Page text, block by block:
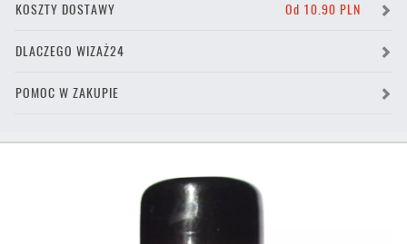
KOSZTY DOSTAWY Od 10.90 PLN
DLACZEGO WIZAŻ24
POMOC W ZAKUPIE